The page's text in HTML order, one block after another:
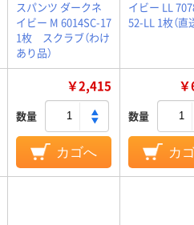
スパンツ ダークネ
イビー M 6014SC-17
1枚 スクラブ（わけ
あり品）
イビー LL
52-LL 1枚（直
￥2,415
数量
カゴへ
数量
カ